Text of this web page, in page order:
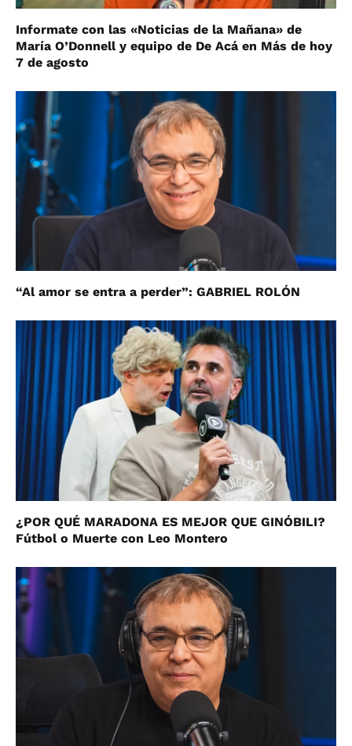
Informate con las «Noticias de la Mañana» de
María O’Donnell y equipo de De Acá en Más de hoy
7 de agosto
“Al amor se entra a perder”: GABRIEL ROLÓN
¿POR QUÉ MARADONA ES MEJOR QUE GINÓBILI?
Fútbol o Muerte con Leo Montero